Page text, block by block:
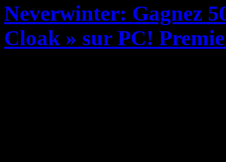
Neverwinter: Gagnez
Cloak » sur PC!